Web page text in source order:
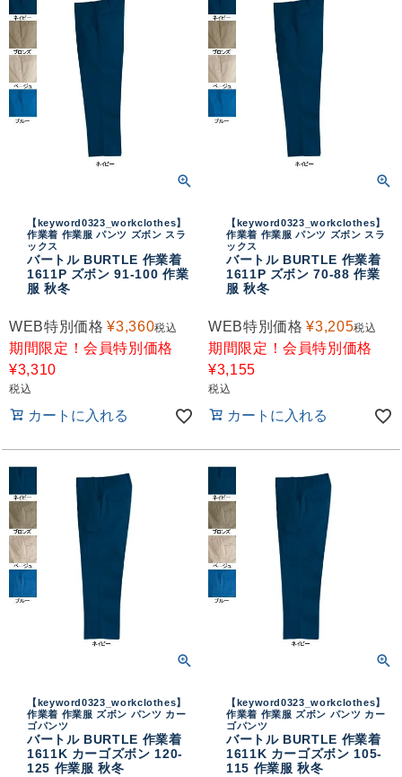
【keyword0323_workclothes】
作業着 作業服 パンツ ズボン スラ
ックス
バートル BURTLE 作業着
1611P ズボン 91-100 作業
服 秋冬
WEB特別価格 ¥3,360税込
期間限定！会員特別価格
¥3,310
税込
カートに入れる
【keyword0323_workclothes】
作業着 作業服 パンツ ズボン スラ
ックス
バートル BURTLE 作業着
1611P ズボン 70-88 作業
服 秋冬
WEB特別価格 ¥3,205税込
期間限定！会員特別価格
¥3,155
税込
カートに入れる
【keyword0323_workclothes】
作業着 作業服 ズボン パンツ カー
ゴパンツ
バートル BURTLE 作業着
1611K カーゴズボン 120-
125 作業服 秋冬
【keyword0323_workclothes】
作業着 作業服 ズボン パンツ カー
ゴパンツ
バートル BURTLE 作業着
1611K カーゴズボン 105-
115 作業服 秋冬